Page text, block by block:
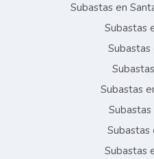
Subastas en
Subastas
Subastas
Subastas
Subastas
Subastas